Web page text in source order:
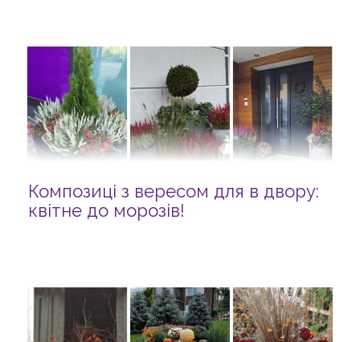
Композиці з вересом для в двору:
квітне до морозів!